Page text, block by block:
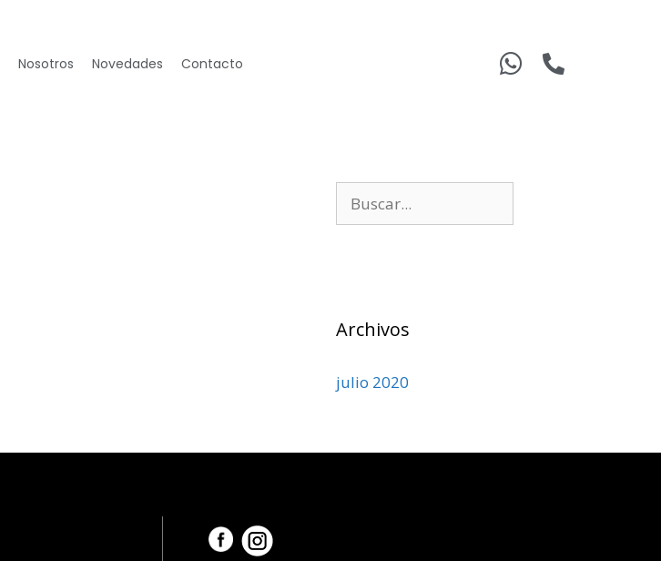
Nosotros Novedades Contacto
Archivos
julio 2020